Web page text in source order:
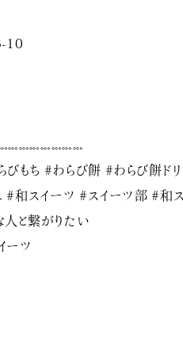
10
もち #わらび餅 #わらび餅ドリ
#和スイーツ #スイーツ部 #和
人と繋がりたい
ツ